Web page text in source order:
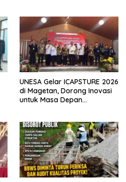
UNESA Gelar ICAPSTURE 2026
di Magetan, Dorong Inovasi
untuk Masa Depan